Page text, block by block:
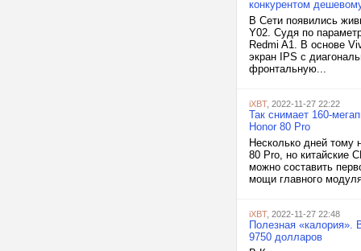
конкурентом
В Сети появились
Y02. Судя по
Redmi A1. В основе
экран IPS с
фронтальную...
iXBT, 2022-11-27 22:22
Так снимает 160-
Honor 80 Pro
Несколько дней тому
80 Pro, но китайские
можно составить
мощи главного
iXBT, 2022-11-27 22:48
Полезная «калория».
9750 долларов